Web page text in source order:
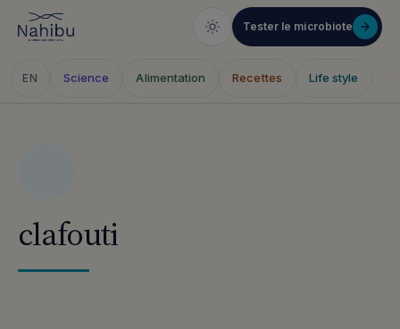
Tester le microbiote
EN Science Alimentation Recettes Life style
clafouti